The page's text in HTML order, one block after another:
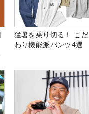
猛暑を乗り切る！ こだ
わり機能派パンツ4選